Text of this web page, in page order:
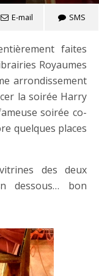
E-mail SMS
faites
Royaumes
arrondissement
la soirée Harry
soirée co-
quelques places
des deux
dessous… bon